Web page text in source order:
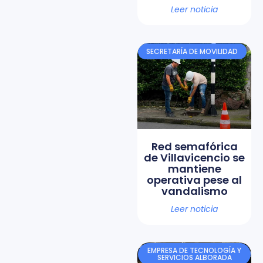
Leer noticia
SECRETARÍA DE MOVILIDAD
Red semafórica
de Villavicencio se
mantiene
operativa pese al
vandalismo
Leer noticia
EMPRESA DE TECNOLOGÍA Y
SERVICIOS ALBORADA